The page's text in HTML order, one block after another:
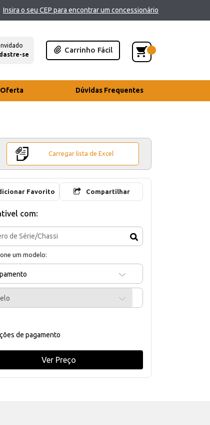
Insira o seu CEP para encontrar um concessionário
se
Carrinho Fácil
Oferta Dúvidas Frequentes
Carregar lista de Excel
Favorito Compartilhar
com:
um modelo:
de pagamento
Ver Preço